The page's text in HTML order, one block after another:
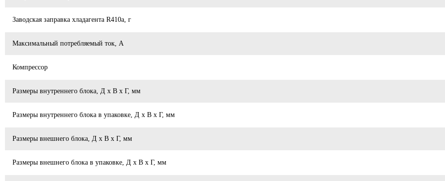
Заводская заправка хладагента R410a, г
Максимальный потребляемый ток, А
Компрессор
Размеры внутреннего блока, Д х В х Г, мм
Размеры внутреннего блока в упаковке, Д х В х Г, мм
Размеры внешнего блока, Д х В х Г, мм
Размеры внешнего блока в упаковке, Д х В х Г, мм